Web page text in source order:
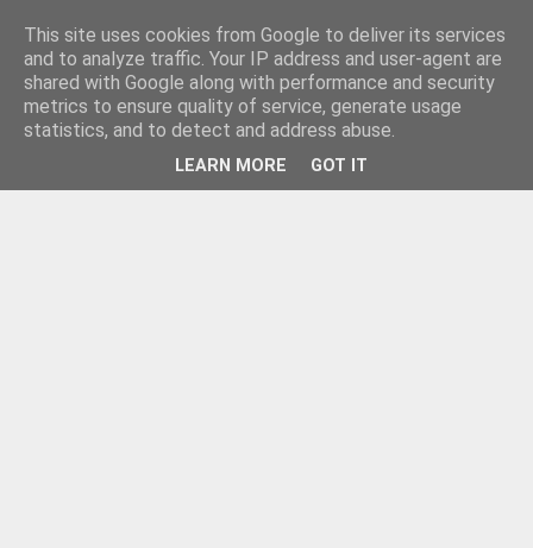
This site uses cookies from Google to deliver its services
and to analyze traffic. Your IP address and user-agent are
shared with Google along with performance and security
metrics to ensure quality of service, generate usage
statistics, and to detect and address abuse.
LEARN MORE GOT IT